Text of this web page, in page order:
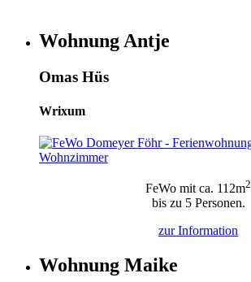
Wohnung Antje
Omas Hüs
Wrixum
FeWo mit ca. 112m2
bis zu 5 Personen.
zurInformation
Wohnung Maike